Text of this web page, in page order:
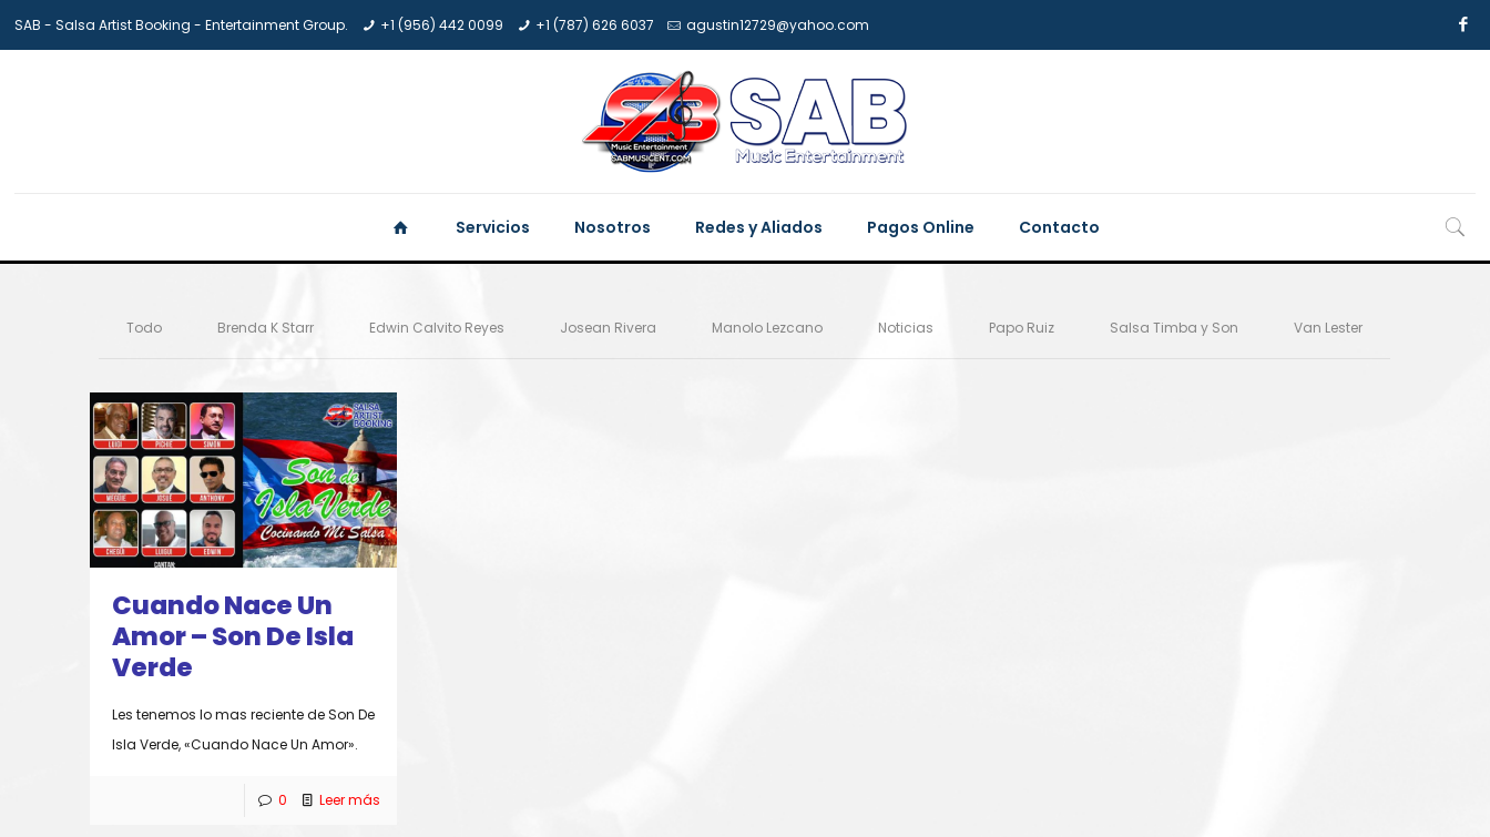
SAB - Salsa Artist Booking - Entertainment Group. +1 (956) 442 0099 +1 (787) 626 6037 agustin12729@yahoo.com
Servicios Nosotros Redes y Aliados Pagos Online Contacto
Todo Brenda K Starr Edwin Calvito Reyes Josean Rivera Manolo Lezcano Noticias Papo Ruiz Salsa Timba y Son Van Lester
Cuando Nace Un
Amor – Son De Isla
Verde
Les tenemos lo mas reciente de Son De
Isla Verde, «Cuando Nace Un Amor».
0 Leer más